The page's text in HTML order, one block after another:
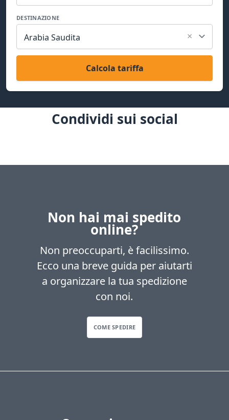
DESTINAZIONE
Arabia Saudita ×
Calcola tariffa
Condividi sui social
Non hai mai spedito
online?
Non preoccuparti, è facilissimo.
Ecco una breve guida per aiutarti
a organizzare la tua spedizione
con noi.
COME SPEDIRE